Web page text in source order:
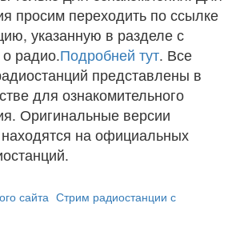
просим переходить по ссылке
указанную в разделе с
радио.Подробней тут. Все
представлены в
для ознакомительного
Оригинальные версии
на официальных
сайта Стрим радиостанции с